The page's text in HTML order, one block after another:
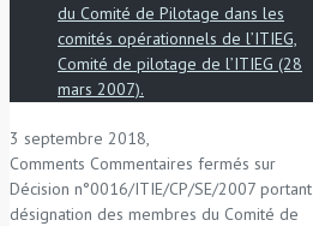
du Comité de Pilotage dans les
comités opérationnels de l’ITIEG,
Comité de pilotage de l’ITIEG (28
mars 2007).
3 septembre 2018,
Comments Commentaires fermés sur
Décision n°0016/ITIE/CP/SE/2007 portant
désignation des membres du Comité de